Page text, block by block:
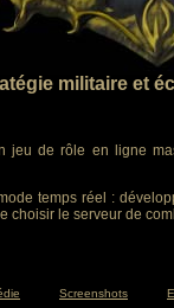
militaire et
jeu de rôle en ligne
temps réel :
choisir le serveur de
Screenshots